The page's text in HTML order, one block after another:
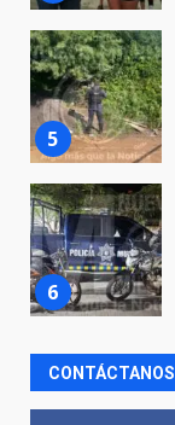
6
7
CONTÁCTANOS